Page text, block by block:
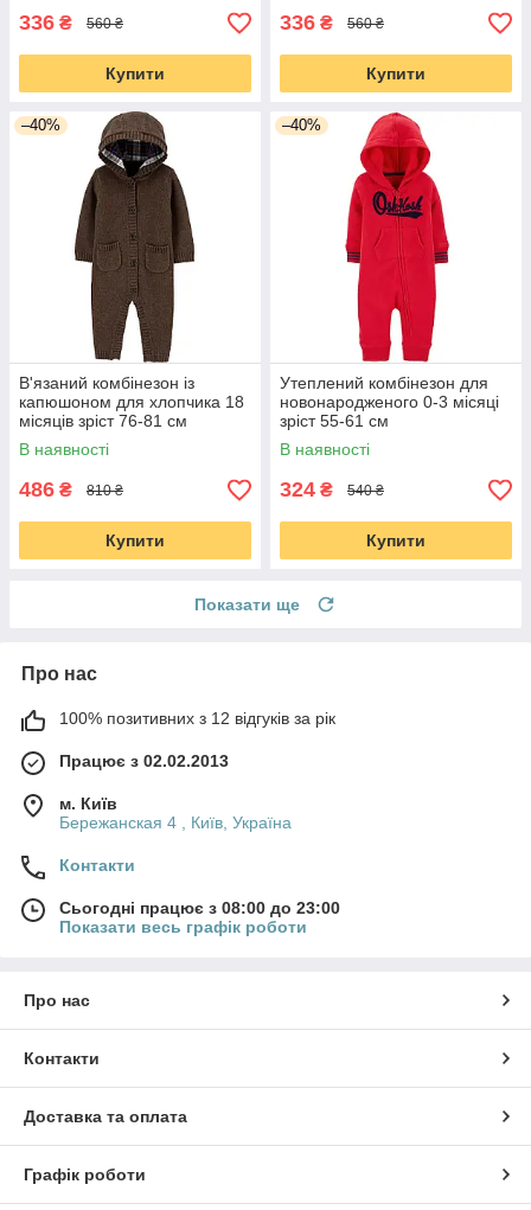
336 ₴ 560 ₴
Купити
336 ₴ 560 ₴
Купити
–40%
В'язаний комбінезон із
капюшоном для хлопчика 18
місяців зріст 76-81 см
В наявності
486 ₴ 810 ₴
Купити
–40%
Утеплений комбінезон для
новонародженого 0-3 місяці
зріст 55-61 см
В наявності
324 ₴ 540 ₴
Купити
Показати ще
Про нас
100% позитивних з 12 відгуків за рік
Працює з 02.02.2013
м. Київ
Бережанская 4 , Київ, Україна
Контакти
Сьогодні працює з 08:00 до 23:00
Показати весь графік роботи
Про нас
Контакти
Доставка та оплата
Графік роботи